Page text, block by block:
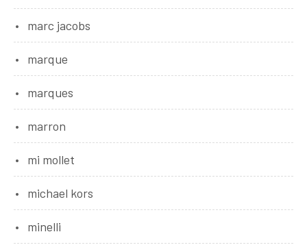
marc jacobs
marque
marques
marron
mi mollet
michael kors
minelli